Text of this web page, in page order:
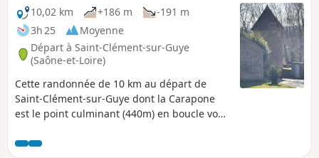
10,02 km
+186 m
-191 m
3h 25
Moyenne
Départ à Saint-Clément-sur-Guye
(Saône-et-Loire)
Cette randonnée de 10 km au départ de
Saint-Clément-sur-Guye dont la Carapone
est le point culminant (440m) en boucle vous
sur-Guye (église romane classée monument